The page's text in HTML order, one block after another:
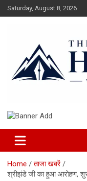
Skip
to
Saturday, August 8, 2026
The Hillpost
Home
ताजा खबरें
श्रीझंडे जी का हुआ आरोहण,